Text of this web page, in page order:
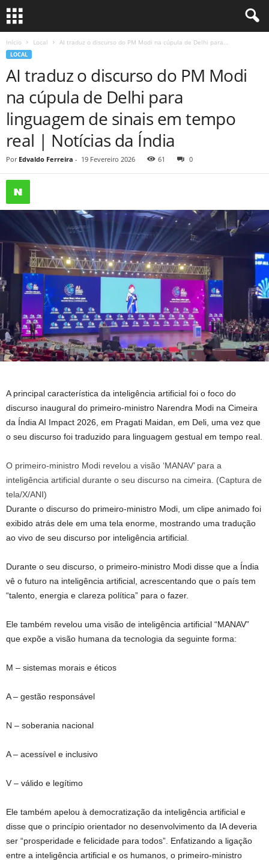
Início Local AI traduz o discurso do PM Modi na cúpula de Delhi para...
LOCAL
AI traduz o discurso do PM Modi
na cúpula de Delhi para
linguagem de sinais em tempo
real | Notícias da Índia
Por Edvaldo Ferreira - 19 Fevereiro 2026 61 0
A principal característica da inteligência artificial foi o foco do
discurso inaugural do primeiro-ministro Narendra Modi na Cimeira
da Índia AI Impact 2026, em Pragati Maidan, em Deli, uma vez que
o seu discurso foi traduzido para linguagem gestual em tempo real.
O primeiro-ministro Modi revelou a visão ‘MANAV’ para a
inteligência artificial durante o seu discurso na cimeira. (Captura de
tela/X/ANI)
Durante o discurso do primeiro-ministro Modi, um clipe animado foi
exibido atrás dele em uma tela enorme, mostrando uma tradução
ao vivo de seu discurso por inteligência artificial.
Durante o seu discurso, o primeiro-ministro Modi disse que a Índia
vê o futuro na inteligência artificial, acrescentando que o país tem
“talento, energia e clareza política” para o fazer.
Ele também revelou uma visão de inteligência artificial “MANAV”
que expõe a visão humana da tecnologia da seguinte forma:
M – sistemas morais e éticos
A – gestão responsável
N – soberania nacional
A – acessível e inclusivo
V – válido e legítimo
Ele também apelou à democratização da inteligência artificial e
disse que o princípio orientador no desenvolvimento da IA ​​deveria
ser “prosperidade e felicidade para todos”. Enfatizando a ligação
entre a inteligência artificial e os humanos, o primeiro-ministro